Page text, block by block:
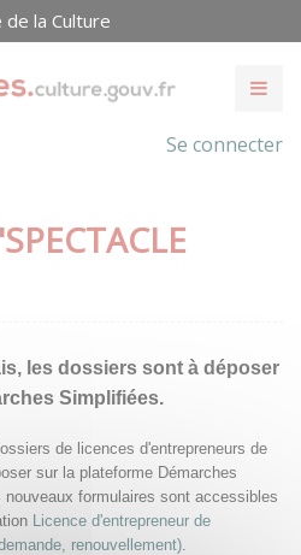
la Culture
Se connecter
les dossiers sont à déposer
Simplifiées.
de licences d'entrepreneurs de
sur la plateforme Démarches
formulaires sont accessibles
Licence d'entrepreneur de
renouvellement).